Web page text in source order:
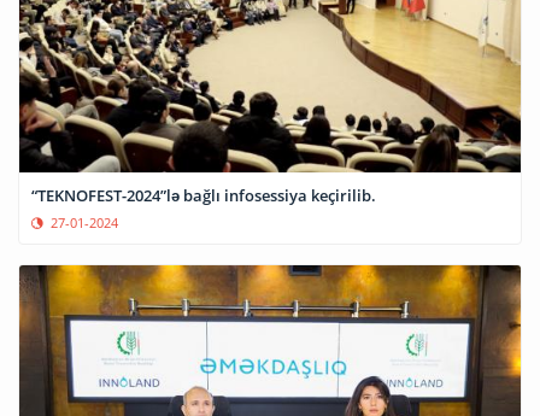
“TEKNOFEST-2024”lə bağlı infosessiya keçirilib.
27-01-2024